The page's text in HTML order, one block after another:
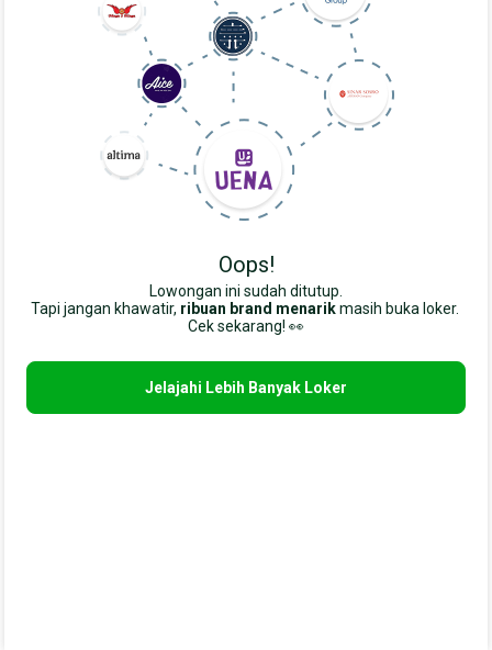
Oops!
Lowongan ini sudah ditutup.
Tapi jangan khawatir, ribuan brand menarik masih buka loker.
Cek sekarang! 👀
Jelajahi Lebih Banyak Loker